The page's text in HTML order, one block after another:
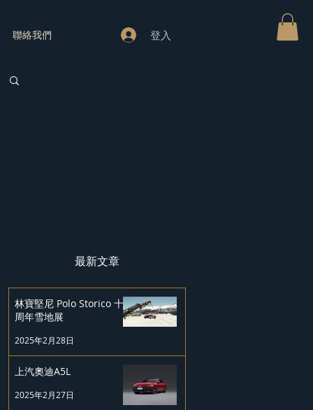
聯絡我們 登入
最新文章
林寶堅尼 Polo Storico 十
周年雪地展
2025年2月28日
上汽奧迪A5L
2025年2月27日